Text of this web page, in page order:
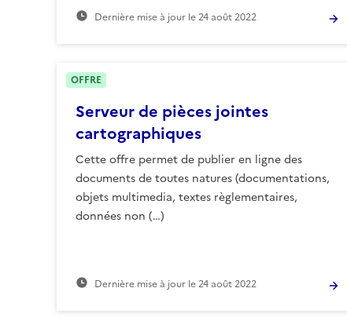
Dernière mise à jour le24 août 2022
Serveur de pièces jointes
cartographiques
Cette offre permet de publier en ligne des
documents de toutes natures (documentations,
objets multimedia, textes règlementaires,
données non (…)
Dernière mise à jour le24 août 2022
OFFRE